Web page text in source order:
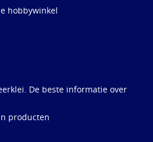
hobbywinkel
De beste informatie over
producten